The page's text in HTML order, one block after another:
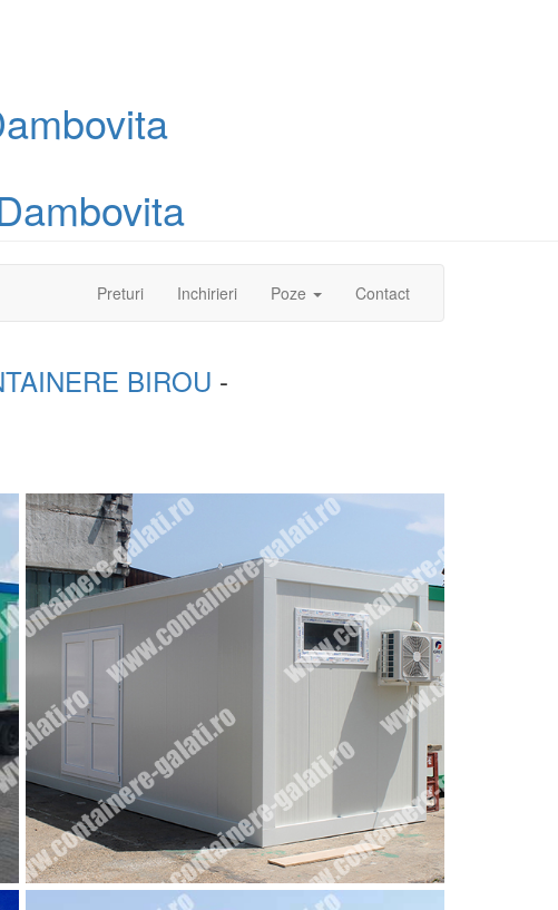
Preturi(current)Inchirieri Poze Contact
BIROU -